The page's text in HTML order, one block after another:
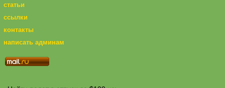
статьи
ссылки
контакты
написать админам